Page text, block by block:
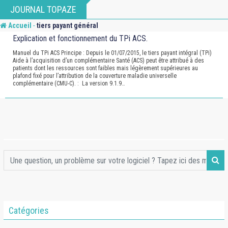
to
content
JOURNAL TOPAZE
Accueil -tiers payant général
Explication et fonctionnement du TPi ACS.
Manuel du TPi ACS Principe : Depuis le 01/07/2015, le tiers payant intégral (TPi)
Aide à l’acquisition d’un complémentaire Santé (ACS) peut être attribué à des
patients dont les ressources sont faibles mais légèrement supérieures au
plafond fixé pour l’attribution de la couverture maladie universelle
complémentaire (CMU-C). : La version 9.1.9…
Catégories